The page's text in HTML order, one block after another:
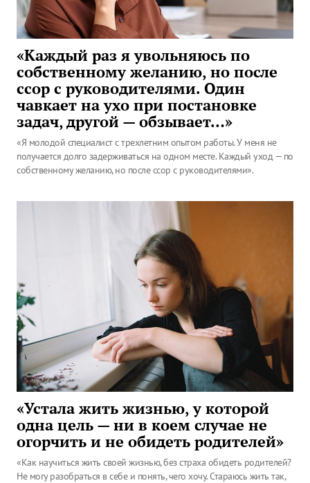
«Каждый раз я увольняюсь по
собственному желанию, но после
ссор с руководителями. Один
чавкает на ухо при постановке
задач, другой — обзывает…»
«Я молодой специалист с трехлетним опытом работы. У меня не
получается долго задерживаться на одном месте. Каждый уход — по
собственному желанию, но после ссор с руководителями».
«Устала жить жизнью, у которой
одна цель — ни в коем случае не
огорчить и не обидеть родителей»
«Как научиться жить своей жизнью, без страха обидеть родителей?
Не могу разобраться в себе и понять, чего хочу. Стараюсь жить так,